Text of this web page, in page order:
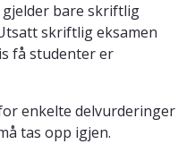
bare skriftlig
skriftlig eksamen
få studenter er
enkelte delvurderinger
tas opp igjen.